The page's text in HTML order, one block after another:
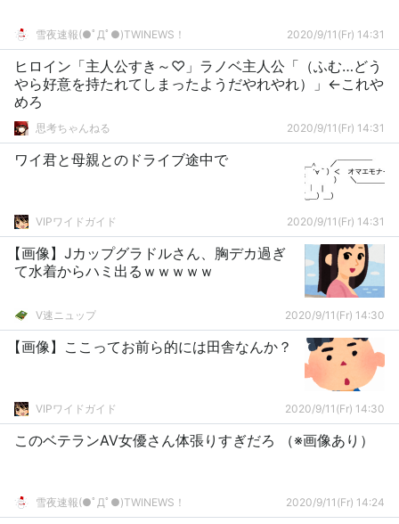
雪夜速報(●ﾟДﾟ●)TWINEWS！ 2020/9/11(Fr) 14:31
ヒロイン「主人公すき～♡」ラノベ主人公「（ふむ…どう
やら好意を持たれてしまったようだやれやれ）」←これや
めろ
思考ちゃんねる 2020/9/11(Fr) 14:31
ワイ君と母親とのドライブ途中で
VIPワイドガイド 2020/9/11(Fr) 14:31
【画像】Jカップグラドルさん、胸デカ過ぎ
て水着からハミ出るｗｗｗｗｗ
V速ニュップ 2020/9/11(Fr) 14:30
【画像】ここってお前ら的には田舎なんか？
VIPワイドガイド 2020/9/11(Fr) 14:30
このベテランAV女優さん体張りすぎだろ （※画像あり）
雪夜速報(●ﾟДﾟ●)TWINEWS！ 2020/9/11(Fr) 14:24